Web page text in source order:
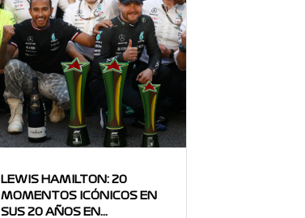
LEWIS HAMILTON: 20
MOMENTOS ICÓNICOS EN
SUS 20 AÑOS EN…